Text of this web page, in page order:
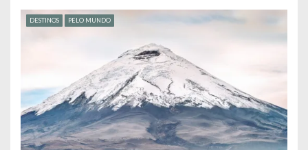
DESTINOS PELO MUNDO